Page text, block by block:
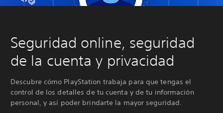
Seguridad online, seguridad
de la cuenta y privacidad
Descubre cómo PlayStation trabaja para que tengas el
control de los detalles de tu cuenta y de tu información
personal, y así poder brindarte la mayor seguridad.